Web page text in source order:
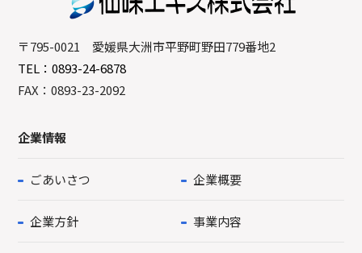
〒795-0021 愛媛県大洲市平野町野田779番地2
TEL：0893-24-6878
FAX：0893-23-2092
企業情報
ごあいさつ 企業概要
企業方針 事業内容